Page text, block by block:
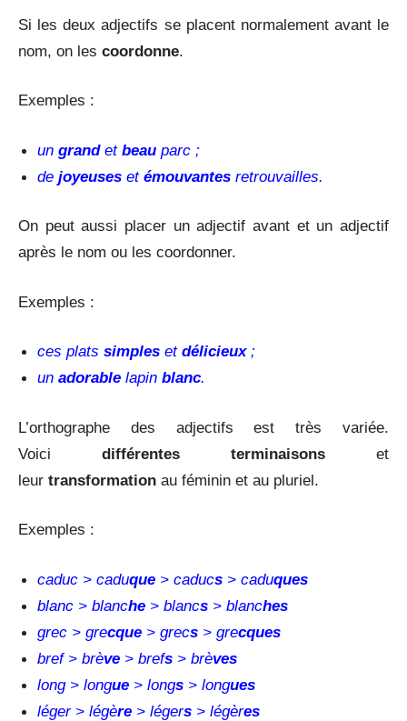
Si les deux adjectifs se placent normalement avant le
nom, on les coordonne.
Exemples :
ungrandetbeau parc ;
dejoyeuses etémouvantes retrouvailles.
On peut aussi placer un adjectif avant et un adjectif
après le nom ou les coordonner.
Exemples :
ces platssimples etdélicieux;
unadorable lapinblanc.
L’orthographe des adjectifs est très variée.
Voici différentes terminaisons et
leur transformation au féminin et au pluriel.
Exemples :
caduc > caduque > caducs > caduques
blanc > blanche > blancs > blanches
grec > grecque > grecs > grecques
bref > brève > brefs > brèves
long > longue > longs > longues
léger > légère > légers > légères